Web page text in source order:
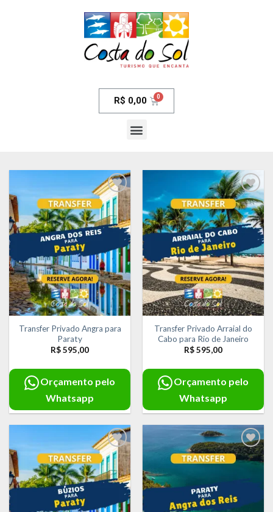
R$ 0,00
Adicionar
aos meus
Transfer Privado Angra para
Paraty
R$595,00
Orçamento pelo
Whatsapp
Adicionar
aos meus
Transfer Privado Arraial do
Cabo para Rio de Janeiro
R$595,00
Orçamento pelo
Whatsapp
Adicionar
aos meus
desejos